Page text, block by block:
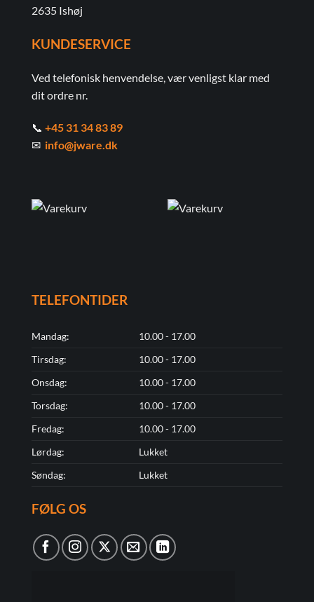
2635 Ishøj
KUNDESERVICE
Ved telefonisk henvendelse, vær venligst klar med
dit ordre nr.
📞 +45 31 34 83 89
✉ info@jware.dk
TELEFONTIDER
Mandag:
10.00 - 17.00
Tirsdag:
10.00 - 17.00
Onsdag:
10.00 - 17.00
Torsdag:
10.00 - 17.00
Fredag:
10.00 - 17.00
Lørdag:
Lukket
Søndag:
Lukket
FØLG OS